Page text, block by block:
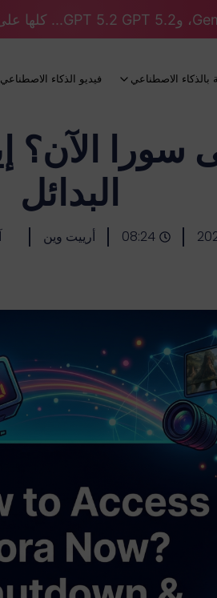
بالذكاء الاصطناعي فيديو الذكاء الاصطناعي
سورا
البدائل
08:24 أرييت وين